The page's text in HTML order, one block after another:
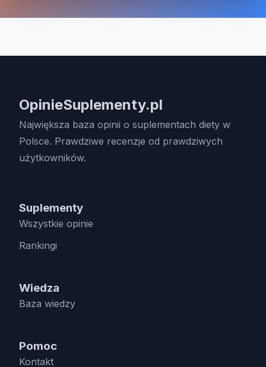
OpinieSuplementy.pl
Największa baza opinii o suplementach diety w
Polsce. Prawdziwe recenzje od prawdziwych
użytkowników.
Suplementy
Wszystkie opinie
Rankingi
Wiedza
Baza wiedzy
Pomoc
Kontakt